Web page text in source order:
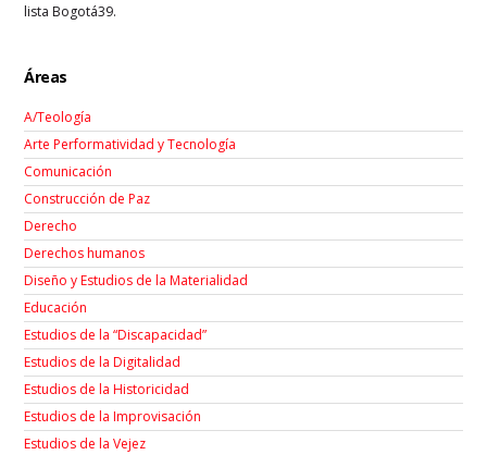
lista Bogotá39.
Áreas
A/Teología
Arte Performatividad y Tecnología
Comunicación
Construcción de Paz
Derecho
Derechos humanos
Diseño y Estudios de la Materialidad
Educación
Estudios de la “Discapacidad”
Estudios de la Digitalidad
Estudios de la Historicidad
Estudios de la Improvisación
Estudios de la Vejez